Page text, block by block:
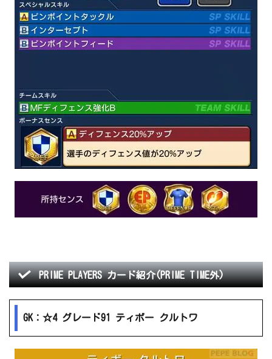
PRIME PLAYERS カード紹介(PRIME TIME外)
GK：☆4 グレード91 ティボー クルトワ